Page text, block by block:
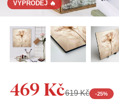
VÝPRODEJ 🔥
469 Kč619 Kč -25%